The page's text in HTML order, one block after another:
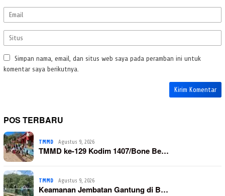
Simpan nama, email, dan situs web saya pada peramban ini untuk
komentar saya berikutnya.
POS TERBARU
TMMD Agustus 9, 2026
TMMD ke-129 Kodim 1407/Bone Be…
TMMD Agustus 9, 2026
Keamanan Jembatan Gantung di B…